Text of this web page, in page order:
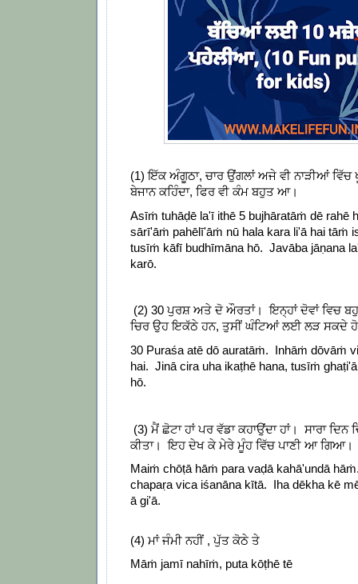
(1) ਇੱਕ ਅੰਗੂਠਾ, ਚਾਰ ਉਂਗਲਾਂ ਅਜੇ ਵੀ ਨਾੜੀਆਂ
ਬੇਜਾਨ ਕਹਿੰਦਾ, ਫਿਰ ਵੀ ਕੰਮ ਬਹੁਤ ਆ।
Asīṁ tuhāḍē la'ī ithē 5 bujhāratāṁ dē rahē
sārī'āṁ pahēlī'āṁ nū hala kara li'ā hai tāṁ
tusīṁ kāfī budhīmāna hō. Javāba jāṇana
karō.
(2) 30 ਪੁਰਸ਼ ਅਤੇ ਦੋ ਔਰਤਾਂ। ਇਨ੍ਹਾਂ ਦੋਵਾਂ ਵਿਚ
ਚਿਰ ਉਹ ਇਕੱਠੇ ਹਨ, ਤੁਸੀਂ ਘੰਟਿਆਂ ਲਈ ਲੜ ਸਕਦੇ
30 Puraśa atē dō auratāṁ. Inhāṁ dōvāṁ
hai. Jinā cira uha ikaṭhē hana, tusīṁ
hō.
(3) ਮੈਂ ਛੋਟਾ ਹਾਂ ਪਰ ਵੱਡਾ ਕਹਾਉਂਦਾ ਹਾਂ। ਸਾਰਾ
ਕੀਤਾ। ਇਹ ਦੇਖ ਕੇ ਮੇਰੇ ਮੂੰਹ ਵਿੱਚ ਪਾਣੀ ਆ ਗਿਆ।
Maiṁ chōṭā hāṁ para vaḍā kahā'undā
chapaṛa vica iśanāna kītā. Iha dēkha kē
ā gi'ā.
(4) ਮਾਂ ਜੰਮੀ ਨਹੀਂ , ਪੁੱਤ ਕੋਠੇ ਤੇ
Māṁ jamī nahīṁ, puta kōṭhē tē